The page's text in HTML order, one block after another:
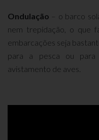
Ondulação – o barco
nem trepidação, o que
embarcações seja
para a pesca ou para
avistamento de aves.